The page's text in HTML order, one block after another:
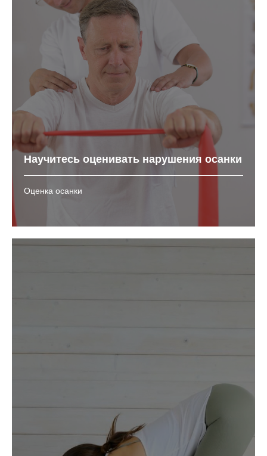
Научитесь оценивать нарушения осанки
Оценка осанки